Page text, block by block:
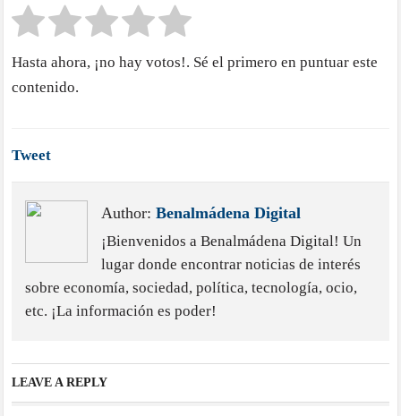
Hasta ahora, ¡no hay votos!. Sé el primero en puntuar este
contenido.
Tweet
Author:Benalmádena Digital
¡Bienvenidos a Benalmádena Digital! Un
lugar donde encontrar noticias de interés
sobre economía, sociedad, política, tecnología, ocio,
etc. ¡La información es poder!
LEAVE A REPLY